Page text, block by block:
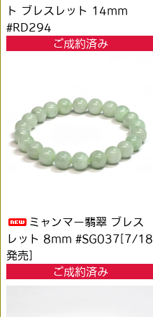
ト ブレスレット 14mm
#RD294
ご成約済み
ミャンマー翡翠 ブレス
レット 8mm #SG037[7/18
発売]
ご成約済み